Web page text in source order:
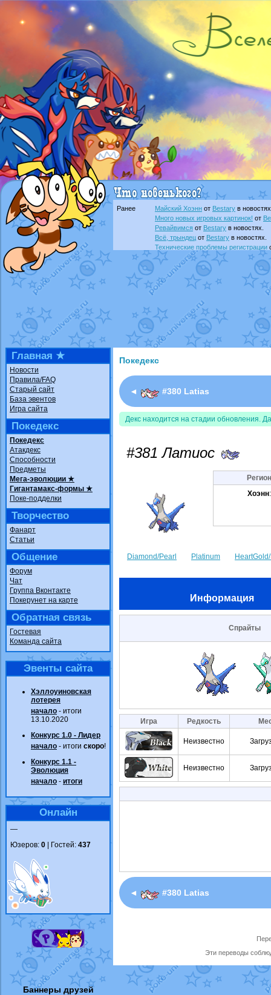
Ранее Майский Хоэнн от Bestary в
Много новых игровых картинок! от
Ревайвимся от Bestary в новостях.
Всё, трындец от Bestary в новостях.
Технические проблемы регистрации
доброе утро славянеот Dakkuв
Йолда и Мимикьюот MavisNyanCat
Недовольный котомангуст
от
The Dark Wishmakerот Randomon в
в
ilovearceus
Raging Boltот GraceDaFox
в
Shadow mismagius от
в
художник
от vicavica в фанарте.
Главная ★
Новости
Правила/FAQ
Старый сайт
База эвентов
Игра сайта
Покедекс
Покедекс
Атакдекс
Способности
Предметы
Мега-эволюции ★
Гигантамакс-формы ★
Поке-подделки
Творчество
Фанарт
Статьи
Общение
Форум
Чат
Группа Вконтакте
Покерунет на карте
Обратная связь
Гостевая
Команда сайта
Эвенты сайта
Хэллоуиновская
лотерея
начало - итоги
13.10.2020
Конкурс 1.0 - Лидер
начало - итоги скоро!
Конкурс 1.1 -
Эволюция
начало - итоги
Онлайн
—
Юзеров: 0 | Гостей: 437
Баннеры друзей
Покедекс
◄ #380 Latias
Декс находится на стадии обновления.
#381 Латиос
Хоэнн
Diamond/Pearl Platinum
Информация
Спрайты
Игра Редкость
Неизвестно
Неизвестно
◄ #380 Latias
Эти переводы